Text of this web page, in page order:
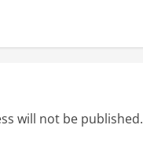
will not be published.